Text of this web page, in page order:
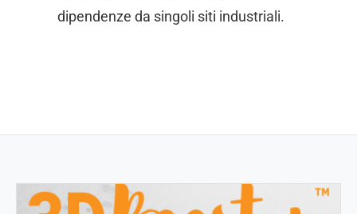
dipendenze da singoli siti industriali.